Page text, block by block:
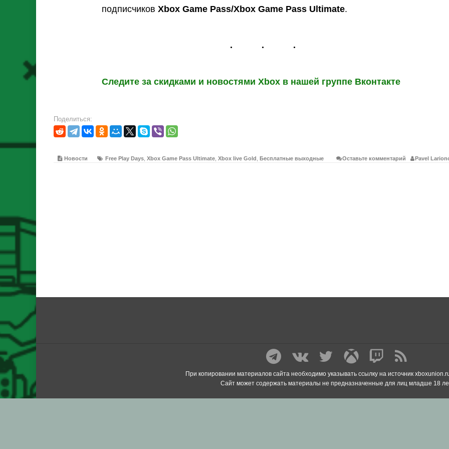
подписчиков Xbox Game Pass/Xbox Game Pass Ultimate.
Следите за скидками и новостями Xbox в нашей группе Вконтакте
Поделиться:
Новости Free Play Days Xbox Game Pass Ultimate Xbox live Gold Бесплатные выходные Оставьте комментарий Pavel
При копировании материалов сайта необходимо указывать ссылку на источник
Сайт может содержать материалы не предназначенные для лиц младше 18